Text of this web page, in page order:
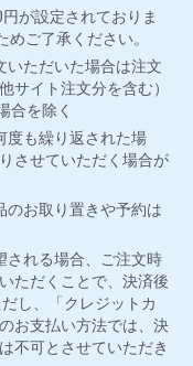
が設定されておりま
ご了承ください。
いただいた場合は注文
サイト注文分を含む）
合を除く
度も繰り返された場
させていただく場合が
のお取り置きや予約は
される場合、ご注文時
ただくことで、決済後
し、「クレジットカ
お支払い方法では、決
不可とさせていただき